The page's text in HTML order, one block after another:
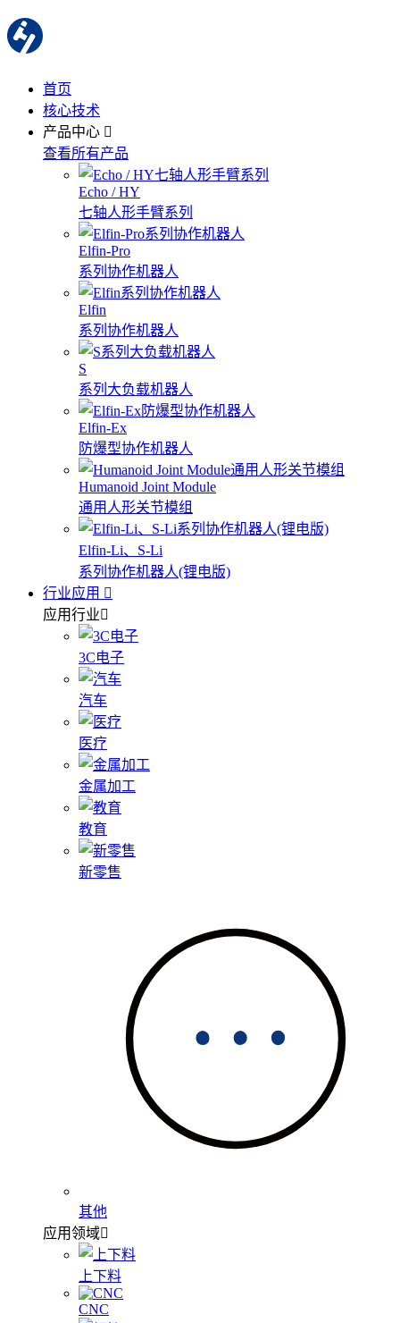
首页
核心技术
产品中心
查看所有产品
Echo / HY
七轴人形手臂系列
Elfin-Pro
系列协作机器人
Elfin
系列协作机器人
S
系列大负载机器人
Elfin-Ex
防爆型协作机器人
Humanoid Joint Module
通用人形关节模组
Elfin-Li、S-Li
系列协作机器人(锂电版)
行业应用
应用行业
3C电子
汽车
医疗
金属加工
教育
新零售
其他
应用领域
上下料
CNC